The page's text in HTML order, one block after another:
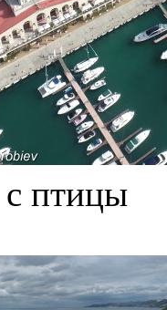
с птицы